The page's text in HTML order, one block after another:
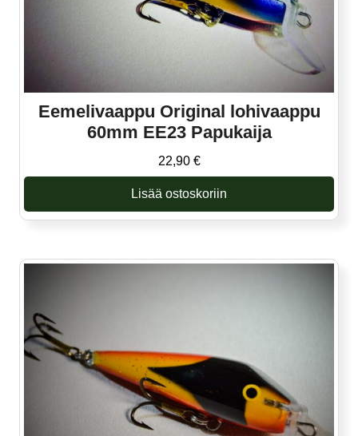
Eemelivaappu Original lohivaappu
60mm EE23 Papukaija
22,90 €
Lisää ostoskoriin